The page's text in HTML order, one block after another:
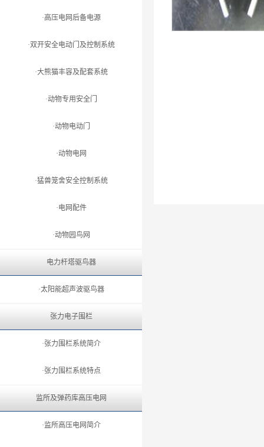
·高压电网后备电源
·双开安全电动门及控制系统
·大熊猫丰容及配套系统
·动物专用安全门
·动物电动门
·动物电网
·猛兽笼舍安全控制系统
·电网配件
·动物园鸟网
电力杆塔驱鸟器
·太阳能超声波驱鸟器
张力电子围栏
·张力围栏系统简介
·张力围栏系统特点
监所及弹药库高压电网
·监所高压电网简介